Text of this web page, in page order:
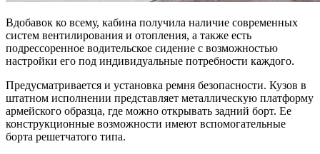
Вдобавок ко всему, кабина получила наличие современных
систем вентилирования и отопления, а также есть
подрессоренное водительское сидение с возможностью
настройки его под индивидуальные потребности каждого.
Предусматривается и установка ремня безопасности. Кузов в
штатном исполнении представляет металлическую платформу
армейского образца, где можно открывать задний борт. Ее
конструкционные возможности имеют вспомогательные
борта решетчатого типа.